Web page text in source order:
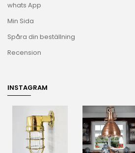
whats App
Min Sida
Spåra din beställning
Recension
INSTAGRAM